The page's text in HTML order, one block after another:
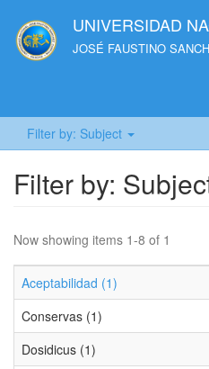
UNIVERSIDAD
JOSÉ FAUSTINO
Filter by: Subject
Filter by:
Now showing items 1-8 of 1
Aceptabilidad (1)
Conservas (1)
Dosidicus (1)